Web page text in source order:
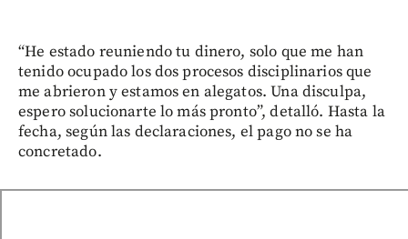
“He estado reuniendo tu dinero, solo que me han
tenido ocupado los dos procesos disciplinarios que
me abrieron y estamos en alegatos. Una disculpa,
espero solucionarte lo más pronto”, detalló. Hasta la
fecha, según las declaraciones, el pago no se ha
concretado.